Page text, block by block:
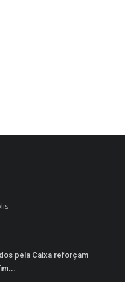
pela Caixa reforçam